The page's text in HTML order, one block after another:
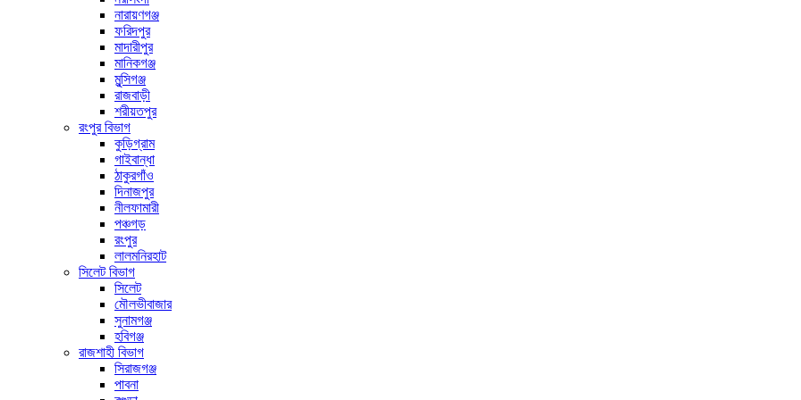
নারায়ণগঞ্জ
ফরিদপুর
মাদারীপুর
মানিকগঞ্জ
মুন্সিগঞ্জ
রাজবাড়ী
শরীয়তপুর
রংপুর বিভাগ
কুড়িগ্রাম
গাইবান্ধা
ঠাকুরগাঁও
দিনাজপুর
নীলফামারী
পঞ্চগড়
রংপুর
লালমনিরহাট
সিলেট বিভাগ
সিলেট
মৌলভীবাজার
সুনামগঞ্জ
হবিগঞ্জ
রাজশাহী বিভাগ
সিরাজগঞ্জ
পাবনা